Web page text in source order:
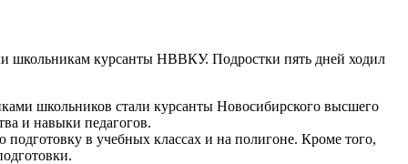
школьникам курсанты НВВКУ. Подростки пять дней ходил
школьников стали курсанты Новосибирского высшего
и навыки педагогов.
в учебных классах и на полигоне. Кроме того,